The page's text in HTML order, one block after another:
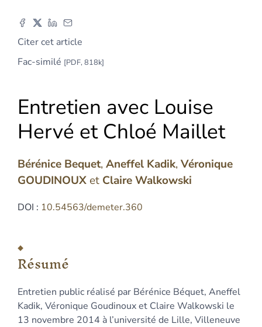
Citer cet article
Fac-similé [PDF, 818k]
Entretien avec Louise
Hervé et Chloé Maillet
Bérénice Bequet,Aneffel Kadik,Véronique
GOUDINOUX et ClaireWalkowski
DOI : 10.54563/demeter.360
Index
Texte
Citer cet article
Auteurs
Résumé
Entretien public réalisé par Bérénice Béquet, Aneffel
Kadik, Véronique Goudinoux et Claire Walkowski le
13 novembre 2014 à l’université de Lille, Villeneuve